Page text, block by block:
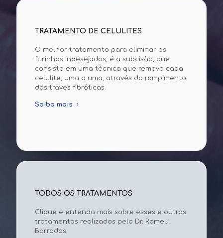
TRATAMENTO DE CELULITES
O melhor tratamento para eliminar os
furinhos indesejados, é a subcisão, que
consiste em uma técnica que remove cada
celulite, uma a uma, através do rompimento
das traves fibróticas.
Saiba mais
TODOS OS TRATAMENTOS
Clique e entenda mais sobre esses e outros
tratamentos realizados pelo Dr. Romeu
Barradas.